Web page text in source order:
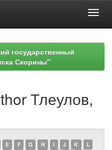
государственный
Скорины"
Тлеулов,
E F G H I J K
L